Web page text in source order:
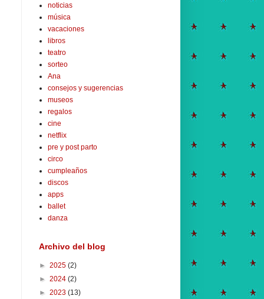
noticias
música
vacaciones
libros
teatro
sorteo
Ana
consejos y sugerencias
museos
regalos
cine
netflix
pre y post parto
circo
cumpleaños
discos
apps
ballet
danza
Archivo del blog
► 2025 (2)
► 2024 (2)
► 2023 (13)